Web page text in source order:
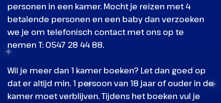
personen in een kamer. Mocht je reizen met 4
betalende personen en een baby dan verzoeken
we je om telefonisch contact met ons op te
nemen T: 0547 28 44 88.
Wil je meer dan 1 kamer boeken? Let dan goed op
dat er altijd min. 1 persoon van 18 jaar of ouder in de
kamer moet verblijven. Tijdens het boeken vul je